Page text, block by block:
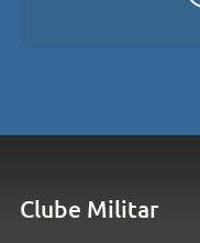
Clube Militar